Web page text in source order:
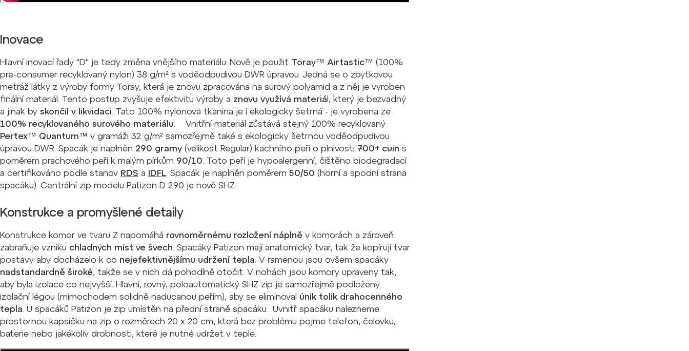
Inovace
Hlavní inovací řady "D" je tedy změna vnějšího materiálu. Nově je použit Toray™ Airtastic™ (100%
pre-consumer recyklovaný nylon) 38 g/m² s voděodpudivou DWR úpravou. Jedná se o zbytkovou
metráž látky z výroby formy Toray, která je znovu zpracována na surový polyamid a z něj je vyroben
finální materiál. Tento postup zvyšuje efektivitu výroby a znovu využívá materiá l, který je bezvadný
a jinak by skončil v likvidaci. Tato 100% nylonová tkanina je i ekologicky šetrná - je vyrobena ze
100% recyklovaného surového materiálu. Vnitřní materiál zůstává stejný 100% recyklovaný
Pertex™ Quantum™ v gramáži 32 g/m² samozřejmě také s ekologicky šetrnou voděodpudivou
úpravou DWR. Spacák je naplněn 290 gramy (velikost Regular) kachního peří o plnivosti 700+ cuin s
poměrem prachového peří k malým pírkům 90/10. Toto peří je hypoalergenní, čištěno biodegradací
a certifikováno podle stanov RDS a IDFL. Spacák je naplněn poměrem 50/50 (horní a spodní strana
spacáku). Centrální zip modelu Patizon D 290 je nově SHZ.
Konstrukce a promyšlené detaily
Konstrukce komor ve tvaru Z napomáhá rovnoměrnému rozložení náplně v komorách a zároveň
zabraňuje vzniku chladných míst ve švech. Spacáky Patizon mají anatomický tvar, tak že kopírují tvar
postavy aby docházelo k co nejefektivnějšímu udržení tepla. V ramenou jsou ovšem spacáky
nadstandardně široké, takže se v nich dá pohodlně otočit. V nohách jsou komory upraveny tak,
aby byla izolace co nejvyšší. Hlavní, rovný, poloautomatický SHZ zip je samozřejmě podložený
izolační légou (mimochodem solidně naducanou peřím), aby se eliminoval únik tolik drahocenného
tepla. U spacáků Patizon je zip umístěn na přední straně spacáku. Uvnitř spacáku nalezneme
prostornou kapsičku na zip o rozměrech 20 x 20 cm, která bez problému pojme telefon, čelovku,
baterie nebo jakékoliv drobnosti, které je nutné udržet v teple.